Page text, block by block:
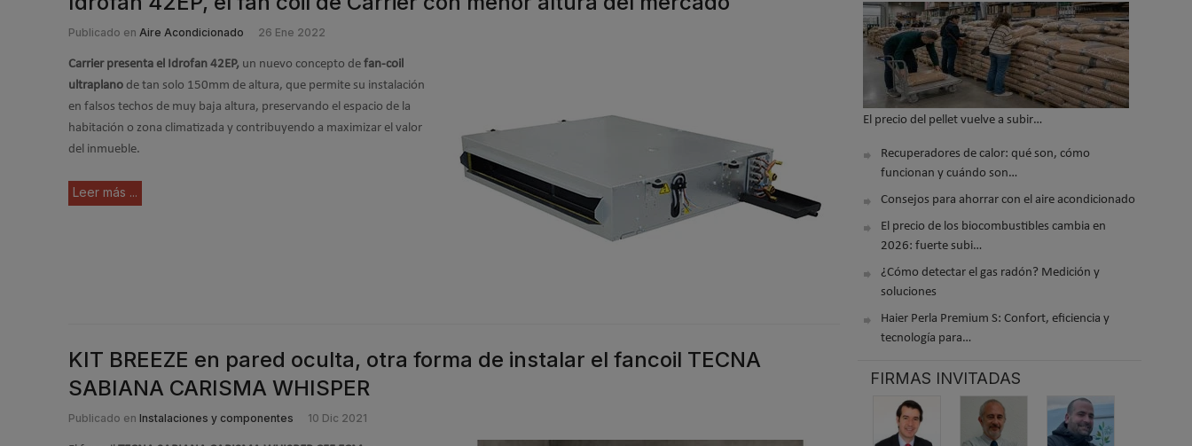
Publicado en Aire Acondicionado 26 Ene 2022
Carrier presenta el Idrofan 42EP, un nuevo concepto de fan-coil
ultraplano de tan solo 150mm de altura, que permite su instalación
en falsos techos de muy baja altura, preservando el espacio de la
habitación o zona climatizada y contribuyendo a maximizar el valor
del inmueble.
Leer más ...
KIT BREEZE en pared oculta, otra forma de instalar el fancoil TECNA
SABIANA CARISMA WHISPER
Publicado en Instalaciones y componentes 10 Dic 2021
El precio del pellet vuelve a subir…
Recuperadores de calor: qué son, cómo
funcionan y cuándo son…
Consejos para ahorrar con el aire acondicionado
El precio de los biocombustibles cambia en
2026: fuerte subi…
¿Cómo detectar el gas radón? Medición y
soluciones
Haier Perla Premium S: Confort, eficiencia y
tecnología para…
FIRMAS INVITADAS